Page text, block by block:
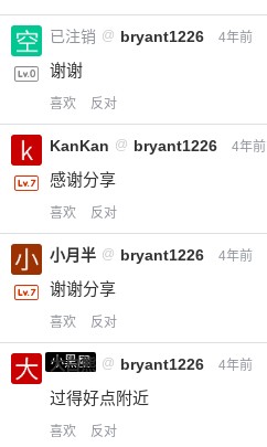
立刻支付
已注销 @ bryant1226 4年前
谢谢
喜欢 反对
KanKan @ bryant1226 4年前
感谢分享
喜欢 反对
小月半 @ bryant1226 4年前
谢谢分享
喜欢 反对
小黑屋
大白熊 @ bryant1226 4年前
过得好点附近
喜欢 反对
限。
忘记密码？找回